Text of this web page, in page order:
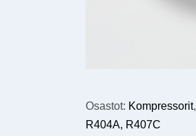
Osastot: Kompressorit,
R404A, R407C